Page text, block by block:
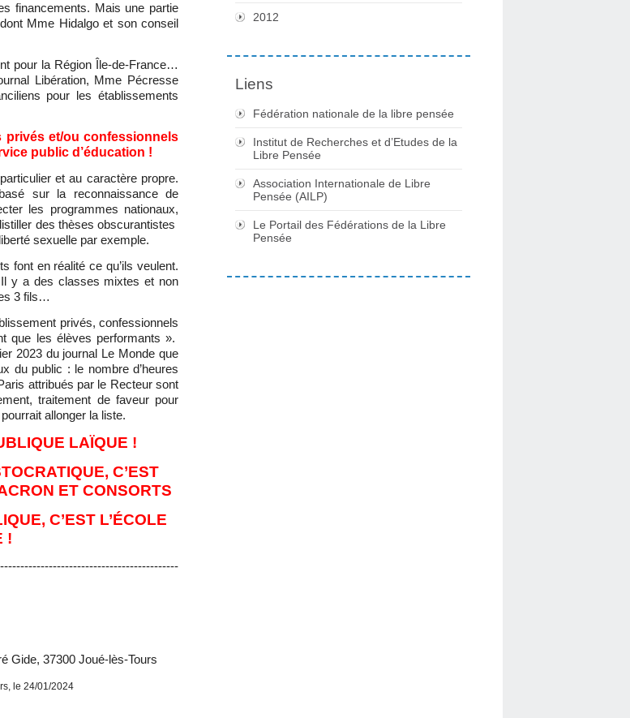
financements. Mais une partie
Mme Hidalgo et son conseil
pour la Région Île-de-France…
Libération, Mme Pécresse
pour les établissements
privés et/ou confessionnels
public d’éducation !
et au caractère propre.
sur la reconnaissance de
les programmes nationaux,
des thèses obscurantistes
sexuelle par exemple.
font en réalité ce qu’ils veulent.
y a des classes mixtes et non
3 fils…
privés, confessionnels
que les élèves performants ».
2023 du journal Le Monde que
du public : le nombre d’heures
attribués par le Recteur sont
traitement de faveur pour
allonger la liste.
LAÏQUE !
C’EST
ET CONSORTS
C’EST L’ÉCOLE
!
Gide, 37300 Joué-lès-Tours
le 24/01/2024
2012
Liens
Fédération nationale de la libre pensée
Institut de Recherches et d’Etudes de la
Libre Pensée
Association Internationale de Libre
Pensée (AILP)
Le Portail des Fédérations de la Libre
Pensée